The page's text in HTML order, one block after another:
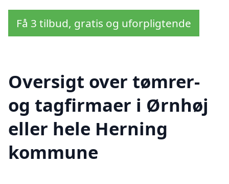
Få 3 tilbud, gratis og uforpligtende
Oversigt over tømrer-
og tagfirmaer i Ørnhøj
eller hele Herning
kommune